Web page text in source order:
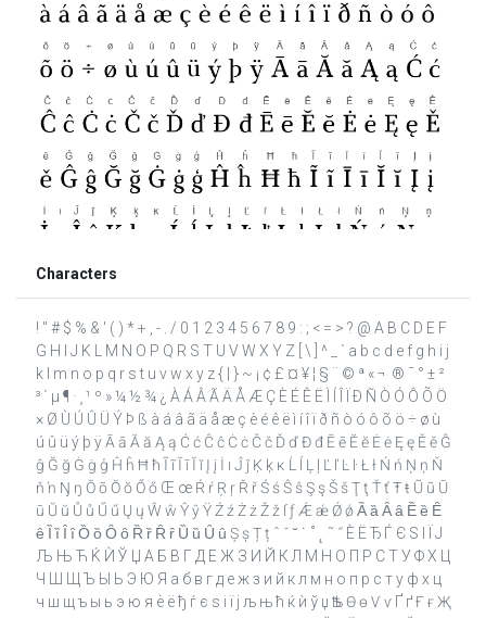
Characters
! " # $ % & ' ( ) * + , - . / 0 1 2 3 4 5 6 7 8 9 : ; < = > ? @ A B C D E F
G H I J K L M N O P Q R S T U V W X Y Z [ \ ] ^ _ ` a b c d e f g h i j
k l m n o p q r s t u v w x y z { | } ~ ¡ ¢ £ ¤ ¥ ¦ § ¨ © ª « ¬ ­ ® ¯ ° ± ²
³ ´ µ ¶ · ¸ ¹ º » ¼ ½ ¾ ¿ À Á Â Ã Ä Å Æ Ç È É Ê Ë Ì Í Î Ï Ð Ñ Ò Ó Ô Õ Ö
× Ø Ù Ú Û Ü Ý Þ ß à á â ã ä å æ ç è é ê ë ì í î ï ð ñ ò ó ô õ ö ÷ ø ù
ú û ü ý þ ÿ Ā ā Ă ă Ą ą Ć ć Ĉ ĉ Ċ ċ Č č Ď ď Đ đ Ē ē Ĕ ĕ Ė ė Ę ę Ě ě Ĝ
ĝ Ğ ğ Ġ ġ ģ Ĥ ĥ Ħ ħ Ĩ ĩ Ī ī Ĭ ĭ Į į İ ı Ĵ ĵ Ķ ķ ĸ Ĺ ĺ Ļ ļ Ľ ľ Ŀ ŀ Ł ł Ń ń Ņ ņ Ň
ň ŉ Ŋ ŋ Ō ō Ŏ ŏ Ő ő Œ œ Ŕ ŕ Ŗ ŗ Ř ř Ś ś Ŝ ŝ Ş ş Š š Ţ ţ Ť ť Ŧ ŧ Ũ ũ Ū
ū Ŭ ŭ Ů ů Ű ű Ų ų Ŵ ŵ Ŷ ŷ Ÿ Ź ź Ż ż Ž ž ſ ƒ Ǽ ǽ Ǿ ǿ Ȁ ȁ Ȃ ȃ Ȅ ȅ Ȇ
ȇ Ȉ ȉ Ȋ ȋ Ȍ ȍ Ȏ ȏ Ȑ ȑ Ȓ ȓ Ȕ ȕ Ȗ ȗ Ș ș Ț ț ˆ ˇ ˘ ˙ ˚ ˛ ˜ ˝ Ѐ Ё Ђ Ѓ Є Ѕ І Ї Ј
Љ Њ Ћ Ќ Ѝ Ў Џ А Б В Г Д Е Ж З И Й К Л М Н О П Р С Т У Ф Х Ц
Ч Ш Щ Ъ Ы Ь Э Ю Я а б в г д е ж з и й к л м н о п р с т у ф х ц
ч ш щ ъ ы ь э ю я ѐ ё ђ ѓ є ѕ і ї ј љ њ ћ ќ ѝ ў џ Ѣ ѣ Ѳ ѳ Ѵ ѵ Ґ ґ Ғ ғ Җ